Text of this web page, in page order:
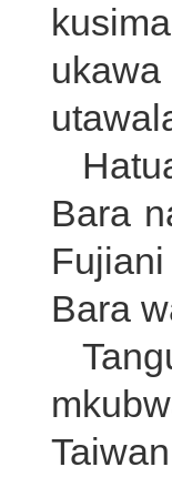
Bara
Bara